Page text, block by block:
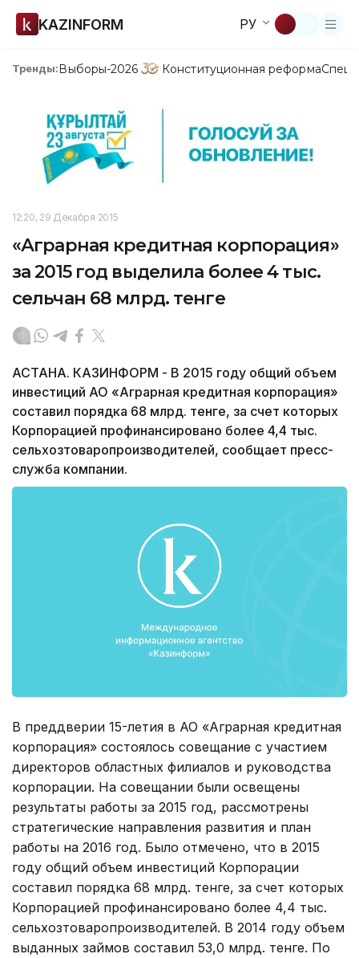
KAZINFORM РУ
Тренды:Выборы-2026 Конституционная реформа
12:20, 29 Декабря 2015
«Аграрная кредитная корпорация»
за 2015 год выделила более 4 тыс.
сельчан 68 млрд. тенге
АСТАНА. КАЗИНФОРМ - В 2015 году общий объем
инвестиций АО «Аграрная кредитная корпорация»
составил порядка 68 млрд. тенге, за счет которых
Корпорацией профинансировано более 4,4 тыс.
сельхозтоваропроизводителей, сообщает пресс-
служба компании.
В преддверии 15-летия в АО «Аграрная кредитная
корпорация» состоялось совещание с участием
директоров областных филиалов и руководства
корпорации. На совещании были освещены
результаты работы за 2015 год, рассмотрены
стратегические направления развития и план
работы на 2016 год. Было отмечено, что в 2015
году общий объем инвестиций Корпорации
составил порядка 68 млрд. тенге, за счет которых
Корпорацией профинансировано более 4,4 тыс.
сельхозтоваропроизводителей. В 2014 году объем
выданных займов составил 53,0 млрд. тенге. По